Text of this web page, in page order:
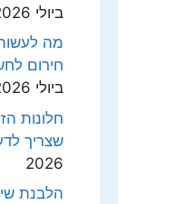
ביולי 2026
מה
חירום
ביולי 2026
חלונות
שצריך
2026
הלבנת